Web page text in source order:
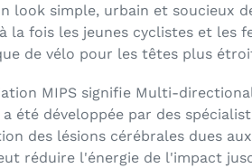
look simple, urbain et soucieux
la fois les jeunes cyclistes et les
de vélo pour les têtes plus
MIPS signifie Multi-
a été développée par des
des lésions cérébrales dues
réduire l'énergie de l'impact